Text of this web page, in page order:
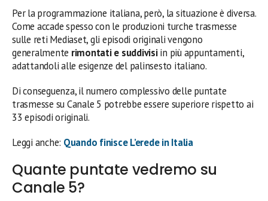
Per la programmazione italiana, però, la situazione è diversa.
Come accade spesso con le produzioni turche trasmesse
sulle reti Mediaset, gli episodi originali vengono
generalmente rimontati e suddivisiin più appuntamenti,
adattandoli alle esigenze del palinsesto italiano.
Di conseguenza, il numero complessivo delle puntate
trasmesse su Canale 5 potrebbe essere superiore rispetto ai
33 episodi originali.
Leggi anche: Quando finisce L’erede in Italia
Quante puntate vedremo su
Canale 5?